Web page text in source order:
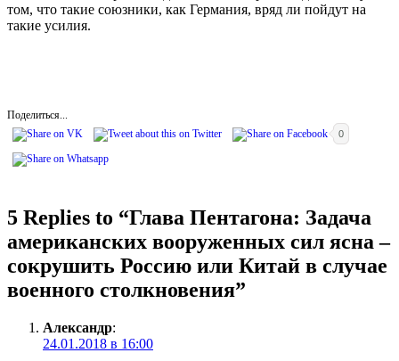
том, что такие союзники, как Германия, вряд ли пойдут на
такие усилия.
Поделиться...
0
5 Replies to “Глава Пентагона: Задача
американских вооруженных сил ясна –
сокрушить Россию или Китай в случае
военного столкновения”
Александр:
24.01.2018 в 16:00